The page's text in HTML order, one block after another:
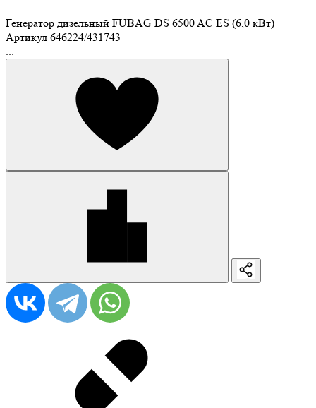
Генератор дизельный FUBAG DS 6500 AC ES (6,0 кВт)
Артикул 646224/431743
...